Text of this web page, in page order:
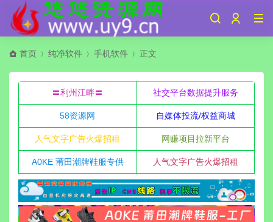
首页 纯净软件 手机软件 正文
〓利州江畔〓 社交平台数据提升服务
58资源网 自媒体投流/权益商城
人气文字广告火爆招租 网赚项目拉新平台
A0KE 莆田潮牌鞋服专供 人气文字广告火爆招租